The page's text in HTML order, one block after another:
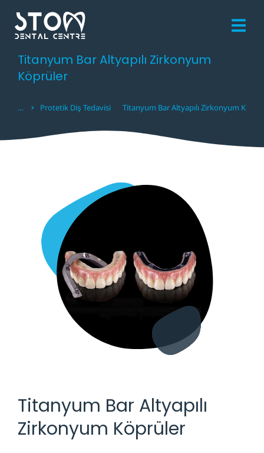
Titanyum Bar Altyapılı Zirkonyum
Köprüler
You are here:
Protetik Diş Tedavisi Titanyum Bar Altyapılı Zirkonyum
Titanyum Bar Altyapılı
Zirkonyum Köprüler